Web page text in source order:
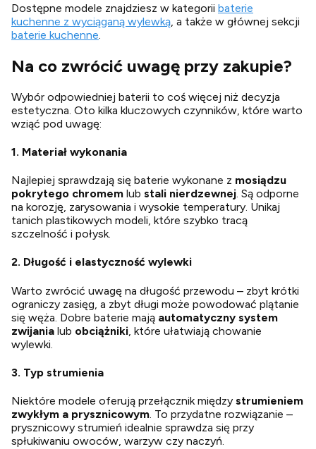
Dostępne modele znajdziesz w kategorii baterie
kuchenne z wyciąganą wylewką , a także w głównej sekcji
baterie kuchenne
Na co zwrócić uwagę przy zakupie?
Wybór odpowiedniej baterii to coś więcej niż decyzja
estetyczna. Oto kilka kluczowych czynników, które warto
wziąć pod uwagę:
1. Materiał wykonania
Najlepiej sprawdzają się baterie wykonane z mosiądzu
pokrytego chromem lub stali nierdzewnej. Są odporne
na korozję, zarysowania i wysokie temperatury. Unikaj
tanich plastikowych modeli, które szybko tracą
szczelność i połysk.
2. Długość i elastyczność wylewki
Warto zwrócić uwagę na długość przewodu – zbyt krótki
ograniczy zasięg, a zbyt długi może powodować plątanie
się węża. Dobre baterie mają automatyczny system
zwijania lub obciążniki , które ułatwiają chowanie
wylewki.
3. Typ strumienia
Niektóre modele oferują przełącznik między strumieniem
zwykłym a prysznicowym. To przydatne rozwiązanie –
prysznicowy strumień idealnie sprawdza się przy
spłukiwaniu owoców, warzyw czy naczyń.